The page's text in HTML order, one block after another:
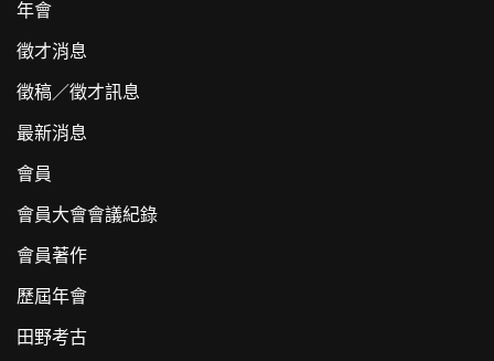
年會
徵才消息
徵稿／徵才訊息
最新消息
會員
會員大會會議紀錄
會員著作
歷屆年會
田野考古